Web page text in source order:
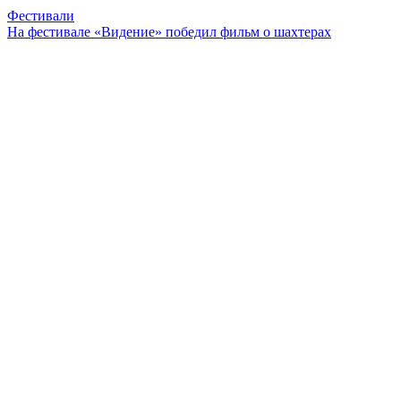
Фестивали
На фестивале «Видение» победил фильм о шахтерах